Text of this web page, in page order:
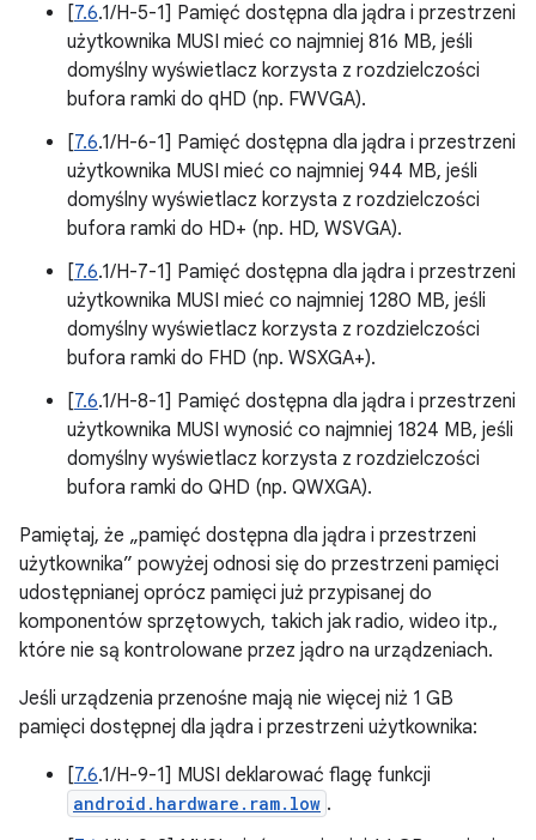
[7.6.1/H-5-1] Pamięć dostępna dla jądra i przestrzeni
użytkownika MUSI mieć co najmniej 816 MB, jeśli
domyślny wyświetlacz korzysta z rozdzielczości
bufora ramki do qHD (np. FWVGA).
[7.6.1/H-6-1] Pamięć dostępna dla jądra i przestrzeni
użytkownika MUSI mieć co najmniej 944 MB, jeśli
domyślny wyświetlacz korzysta z rozdzielczości
bufora ramki do HD+ (np. HD, WSVGA).
[7.6.1/H-7-1] Pamięć dostępna dla jądra i przestrzeni
użytkownika MUSI mieć co najmniej 1280 MB, jeśli
domyślny wyświetlacz korzysta z rozdzielczości
bufora ramki do FHD (np. WSXGA+).
[7.6.1/H-8-1] Pamięć dostępna dla jądra i przestrzeni
użytkownika MUSI wynosić co najmniej 1824 MB, jeśli
domyślny wyświetlacz korzysta z rozdzielczości
bufora ramki do QHD (np. QWXGA).
Pamiętaj, że „pamięć dostępna dla jądra i przestrzeni
użytkownika” powyżej odnosi się do przestrzeni pamięci
udostępnianej oprócz pamięci już przypisanej do
komponentów sprzętowych, takich jak radio, wideo itp.,
które nie są kontrolowane przez jądro na urządzeniach.
Jeśli urządzenia przenośne mają nie więcej niż 1 GB
pamięci dostępnej dla jądra i przestrzeni użytkownika:
[7.6.1/H-9-1] MUSI deklarować flagę funkcji
android.hardware.ram.low .